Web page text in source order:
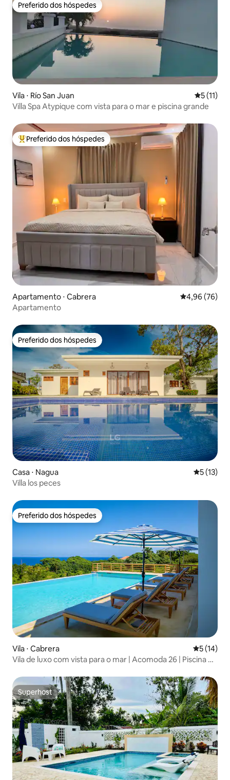
Preferido dos hóspedes
Preferido dos hóspedes
Vila ⋅ Río San Juan 5 de uma
5 (11)
Villa Spa Atypique com vista para o mar e piscina grande
Entre os melhores preferidos dos hóspedes
Preferido dos hóspedes
Apartamento ⋅ Cabrera 4,96 de uma
4,96 (76)
Apartamento
Preferido dos hóspedes
Preferido dos hóspedes
Casa ⋅ Nagua 5 de uma
5 (13)
Villa los peces
Preferido dos hóspedes
Preferido dos hóspedes
Vila ⋅ Cabrera 5 de uma
5 (14)
Vila de luxo com vista para o mar | Acomoda 26 | Piscina de
Superhost
Superhost